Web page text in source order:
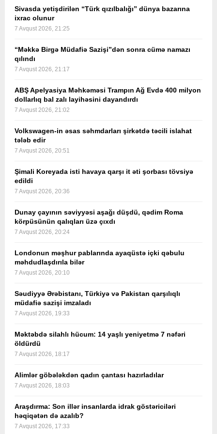
Sivasda yetişdirilən “Türk qızılbalığı” dünya bazarına
ixrac olunur
7 Avqust 2026, 21:25
“Məkkə Birgə Müdafiə Sazişi”dən sonra cümə namazı
qılındı
7 Avqust 2026, 21:17
ABŞ Apelyasiya Məhkəməsi Trampın Ağ Evdə 400 milyon
dollarlıq bal zalı layihəsini dayandırdı
7 Avqust 2026, 21:02
Volkswagen-in əsas səhmdarları şirkətdə təcili islahat
tələb edir
7 Avqust 2026, 20:51
Şimali Koreyada isti havaya qarşı it əti şorbası tövsiyə
edildi
7 Avqust 2026, 20:36
Dunay çayının səviyyəsi aşağı düşdü, qədim Roma
körpüsünün qalıqları üzə çıxdı
7 Avqust 2026, 20:24
Londonun məşhur pablarında ayaqüstə içki qəbulu
məhdudlaşdırıla bilər
7 Avqust 2026, 20:10
Səudiyyə Ərəbistanı, Türkiyə və Pakistan qarşılıqlı
müdafiə sazişi imzaladı
7 Avqust 2026, 19:33
Məktəbdə silahlı hücum: 14 yaşlı yeniyetmə 7 nəfəri
öldürdü
7 Avqust 2026, 18:17
Alimlər göbələkdən qadın çantası hazırladılar
7 Avqust 2026, 18:03
Araşdırma: Son illər insanlarda idrak göstəriciləri
həqiqətən də azalıb?
7 Avqust 2026, 17:33